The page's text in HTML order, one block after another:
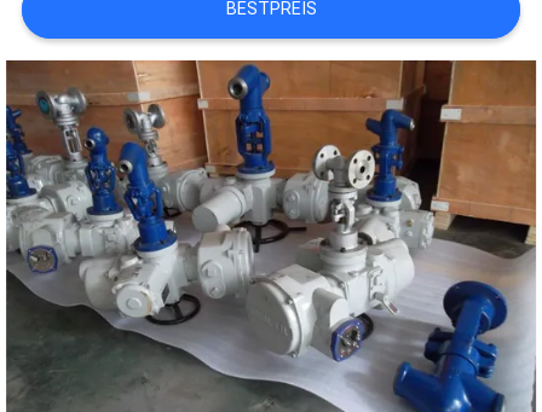
UM
EIN
ANGEBOT
SITEMAP
PRIVACY
POLICY
BESTPREIS